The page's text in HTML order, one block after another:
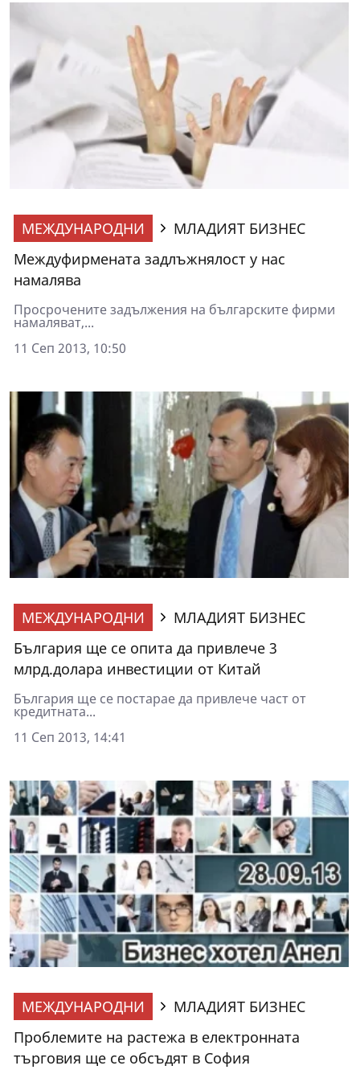
МЕЖДУНАРОДНИ
МЛАДИЯТ БИЗНЕС
Междуфирмената задлъжнялост у нас
намалява
Просрочените задължения на българските фирми
намаляват,...
11 Сеп 2013, 10:50
МЕЖДУНАРОДНИ
МЛАДИЯТ БИЗНЕС
България ще се опита да привлече 3
млрд.долара инвестиции от Китай
България ще се постарае да привлече част от
кредитната...
11 Сеп 2013, 14:41
МЕЖДУНАРОДНИ
МЛАДИЯТ БИЗНЕС
Проблемите на растежа в електронната
търговия ще се обсъдят в София